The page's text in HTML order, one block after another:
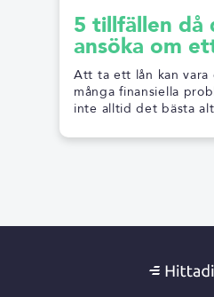
5 tillfällen då
ansöka om
Att ta ett lån kan vara
många finansiella
inte alltid det bästa